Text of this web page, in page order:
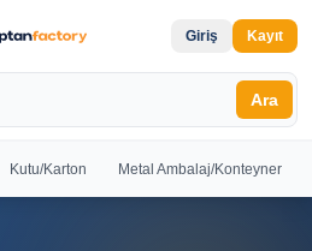
Giriş Kayıt
Ara
Kutu/Karton Metal Ambalaj/Konteyner